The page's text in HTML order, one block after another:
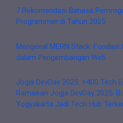
7 Rekomendasi Bahasa
Programmer di Tahun 2025
Mengenal MERN Stack: Fondasi
dalam Pengembangan Web
Jogja DevDay 2025: +400 Tech
Ramaikan Jogja DevDay 2025:
Yogyakarta Jadi Tech Hub